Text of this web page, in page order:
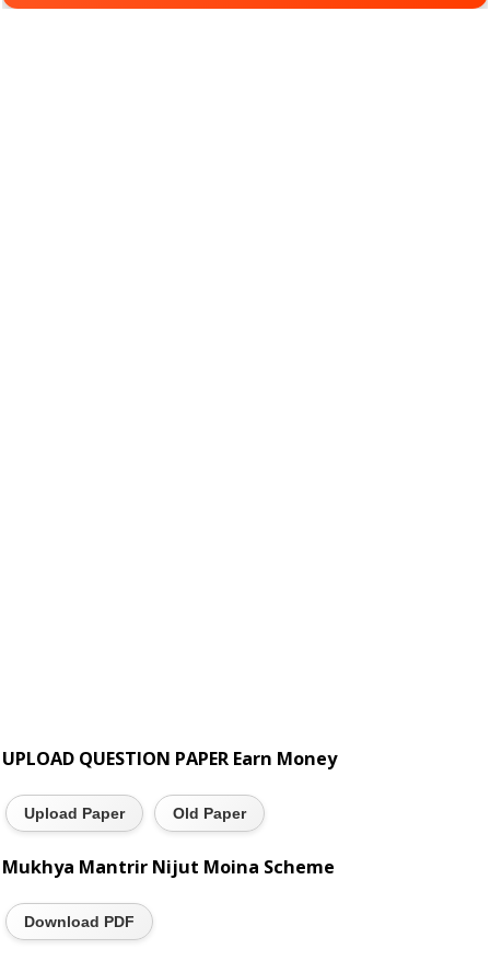
UPLOAD QUESTION PAPER Earn Money
Upload Paper Old Paper
Mukhya Mantrir Nijut Moina Scheme
Download PDF